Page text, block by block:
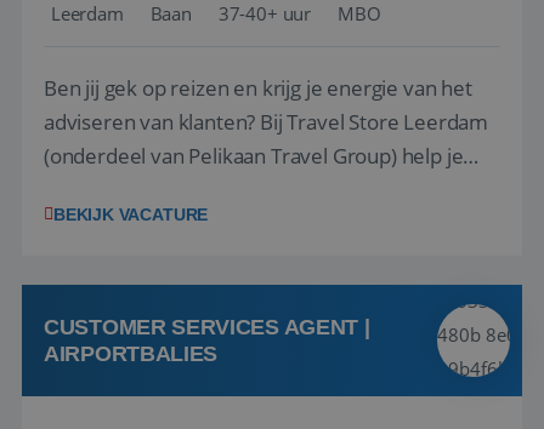
Leerdam Baan 37-40+ uur MBO
Ben jij gek op reizen en krijg je energie van het
adviseren van klanten? Bij Travel Store Leerdam
(onderdeel van Pelikaan Travel Group) help je
vinden. Samen maken we van elke reis een
hebt in de reisbranche of j...
BEKIJK VACATURE
CUSTOMER SERVICES AGENT |
AIRPORTBALIES